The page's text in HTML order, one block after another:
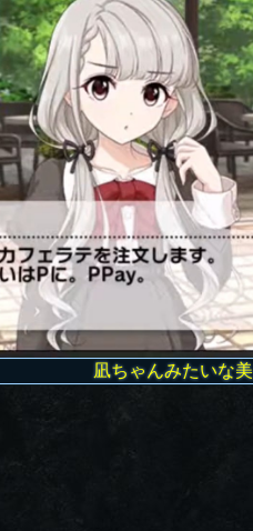
凪ちゃんみたいな